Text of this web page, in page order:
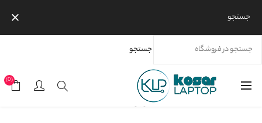
جستجو
جستجو
(0)
موجود نیست